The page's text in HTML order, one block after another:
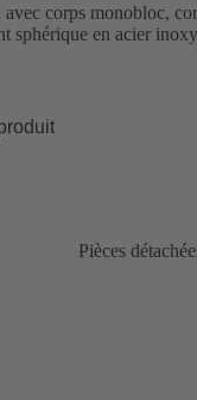
corps monobloc,
sphérique en acier
Pièces